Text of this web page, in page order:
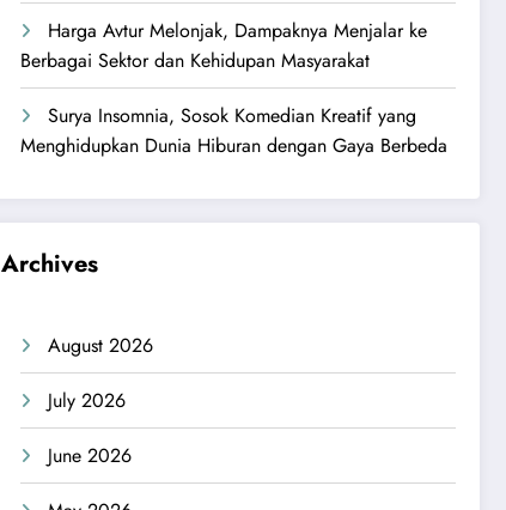
Harga Avtur Melonjak, Dampaknya Menjalar ke
Berbagai Sektor dan Kehidupan Masyarakat
Surya Insomnia, Sosok Komedian Kreatif yang
Menghidupkan Dunia Hiburan dengan Gaya Berbeda
Archives
August 2026
July 2026
June 2026